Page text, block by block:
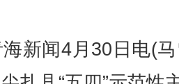
闻4月30日电(马